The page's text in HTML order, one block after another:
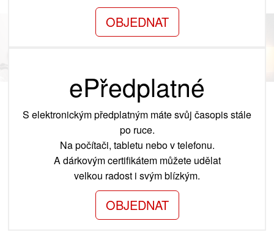
OBJEDNAT
ePředplatné
S elektronickým předplatným máte svůj časopis stále
po ruce.
Na počítači, tabletu nebo v telefonu.
A dárkovým certifikátem můžete udělat
velkou radost i svým blízkým.
OBJEDNAT